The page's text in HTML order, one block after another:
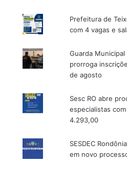
Prefeitura de
com 4 vagas e
Guarda
prorroga
de agosto
Sesc RO abre
especialistas
4.293,00
SESDEC
em novo